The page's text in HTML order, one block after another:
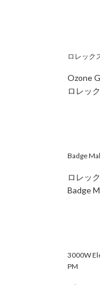
ロレック
Ozone
ロレッ
Badge
ロレッ
Badge
3000W
PM